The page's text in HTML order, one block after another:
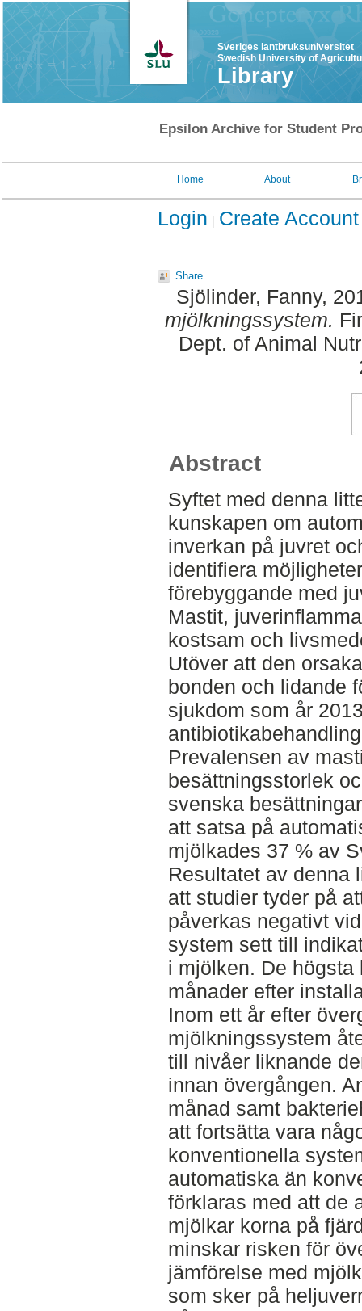
Sveriges lantbruksuniversitet
Swedish University of
Library
Epsilon Archive for Student
Home About
Login Create Account
Share
Sjölinder, Fanny,
mjölkningssystem.
Dept. of Animal
Abstract
Syftet med denna
kunskapen om
inverkan på juvret
identifiera
förebyggande med
Mastit,
kostsam och
Utöver att den
bonden och lidande
sjukdom som år
Prevalensen av
besättningsstorlek
svenska
att satsa på
mjölkades 37 % av
Resultatet av denna
att studier tyder på
påverkas negativt
system sett till
i mjölken. De
månader efter
Inom ett år efter
mjölkningssystem
till nivåer liknande
innan övergången.
månad samt
att fortsätta vara
konventionella
automatiska än
förklaras med att de
mjölkar korna på
minskar risken för
jämförelse med
som sker på